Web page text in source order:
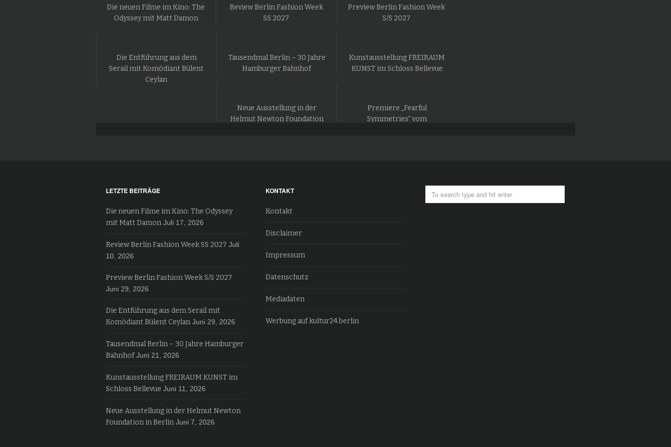
Die neuen Filme im Kino: The
Odyssey mit Matt Damon
Review Berlin Fashion Week
SS 2027
Preview Berlin Fashion Week
S/S 2027
Die Entführung aus dem
Serail mit Komödiant Bülent
Ceylan
Tausendmal Berlin – 30 Jahre
Hamburger Bahnhof
Kunstausstellung FREIRAUM
KUNST im Schloss Bellevue
Neue Ausstellung in der
Helmut Newton Foundation
Premiere „Fearful
Symmetries“ vom
LETZTE BEITRÄGE
Die neuen Filme im Kino: The Odyssey
mit Matt Damon Juli 17, 2026
Review Berlin Fashion Week SS 2027 Juli
10, 2026
Preview Berlin Fashion Week S/S 2027
Juni 29, 2026
Die Entführung aus dem Serail mit
Komödiant Bülent Ceylan Juni 29, 2026
Tausendmal Berlin – 30 Jahre Hamburger
Bahnhof Juni 21, 2026
Kunstausstellung FREIRAUM KUNST im
Schloss Bellevue Juni 11, 2026
Neue Ausstellung in der Helmut Newton
Foundation in Berlin Juni 7, 2026
KONTAKT
Kontakt
Disclaimer
Impressum
Datenschutz
Mediadaten
Werbung auf kultur24.berlin